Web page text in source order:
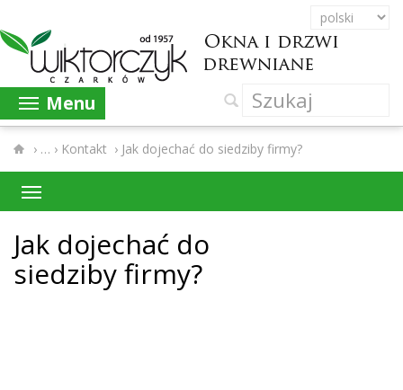
Menu
› Kontakt › Jak dojechać do siedziby firmy?
Jak dojechać do
siedz­iby firmy?